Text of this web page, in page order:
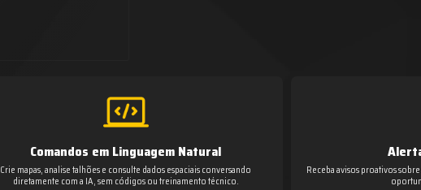
Comandos em Linguagem Natural
Crie mapas, analise talhões e consulte dados espaciais conversando
diretamente com a IA, sem códigos ou treinamento técnico.
Receba avisos proativos